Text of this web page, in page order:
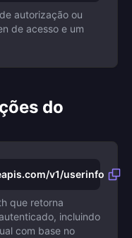
autorização ou
de acesso e um
do
v1/userinfo
que retorna
incluindo
com base no